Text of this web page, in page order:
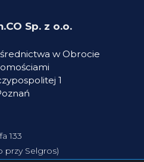
Sp. z o.o.
w Obrocie
1
133
przy Selgros)